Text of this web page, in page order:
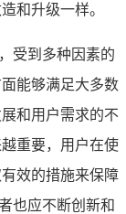
和升级一样。
受到多种因素的
能够满足大多数
和用户需求的不
重要，用户在使
效的措施来保障
也应不断创新和